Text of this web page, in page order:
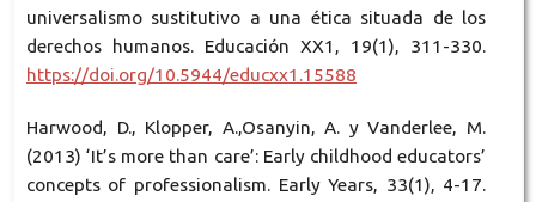
universalismo sustitutivo a una ética situada de los
derechos humanos. Educación XX1, 19(1), 311-330.
https://doi.org/10.5944/educxx1.15588
Harwood, D., Klopper, A.,Osanyin, A. y Vanderlee, M.
(2013) ‘It’s more than care’: Early childhood educators’
concepts of professionalism. Early Years, 33(1), 4-17.